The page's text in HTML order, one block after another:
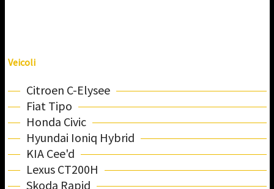
Veicoli
Citroen C-Elysee
Fiat Tipo
Honda Civic
Hyundai Ioniq Hybrid
KIA Cee'd
Lexus CT200H
Skoda Rapid